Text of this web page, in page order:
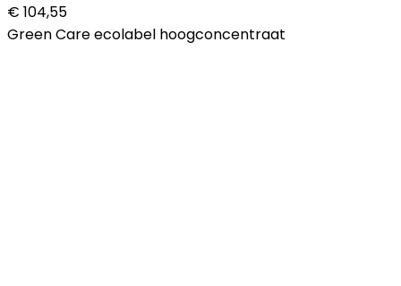
€ 104,55
Green Care ecolabel hoogconcentraat